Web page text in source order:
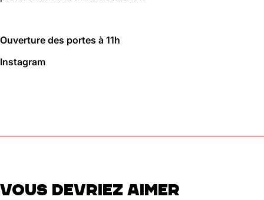
Ouverture des portes à 11h
Instagram
VOUS DEVRIEZ AIMER